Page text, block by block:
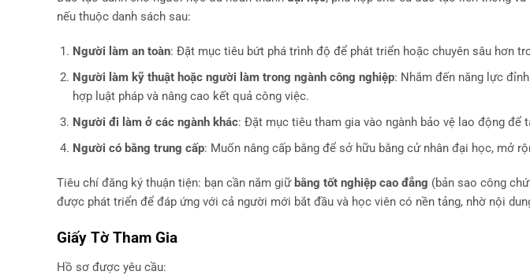
nếu thuộc danh sách sau:
Người làm an toàn: Đặt mục tiêu bứt phá trình độ để phát triển hoặc chuyên sâu hơn
Người làm kỹ thuật hoặc người làm trong ngành công nghiệp: Nhắm đến năng lực
hợp luật pháp và nâng cao kết quả công việc.
Người đi làm ở các ngành khác: Đặt mục tiêu tham gia vào ngành bảo vệ lao động để
Người có bằng trung cấp: Muốn nâng cấp bằng để sở hữu bằng cử nhân đại học, mở
Tiêu chí đăng ký thuận tiện: bạn cần nắm giữ bằng tốt nghiệp cao đẳng (bản sao công
được phát triển để đáp ứng với cả người mới bắt đầu và học viên có nền tảng, nhờ nội
Giấy Tờ Tham Gia
Hồ sơ được yêu cầu: